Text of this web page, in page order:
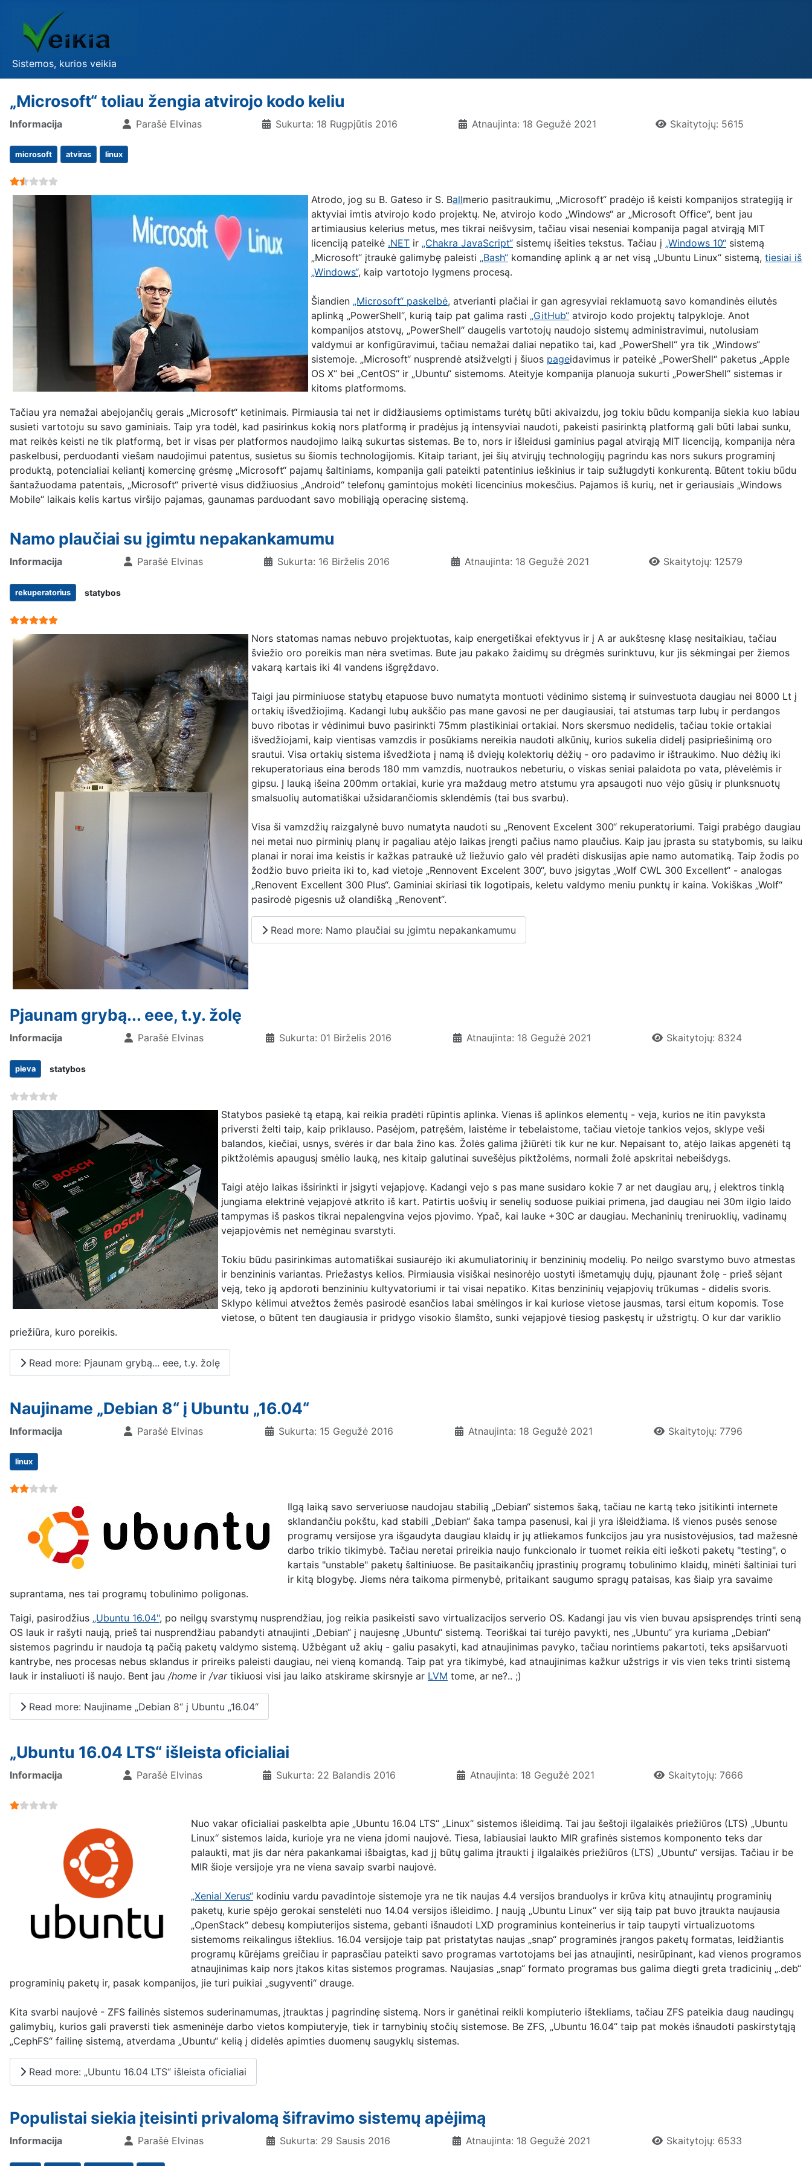
Sistemos, kurios veikia
„Microsoft“ toliau žengia atvirojo kodo keliu
Informacija Parašė Elvinas Sukurta: 18 Rugpjūtis 2016 Atnaujinta: 18 Gegužė 2021 Skaitytojų: 5615
microsoft atviras linux
User Rating:
Atrodo, jog su B. Gateso ir S. Ballmerio pasitraukimu, „Microsoft“ pradėjo iš keisti kompanijos strategiją ir
aktyviai imtis atvirojo kodo projektų. Ne, atvirojo kodo „Windows“ ar „Microsoft Office“, bent jau
artimiausius kelerius metus, mes tikrai neišvysim, tačiau visai neseniai kompanija pagal atvirąją MIT
licenciją pateikė .NET ir „Chakra JavaScript“ sistemų išeities tekstus. Tačiau į „Windows 10“ sistemą
„Microsoft“ įtraukė galimybę paleisti „Bash“ komandinę aplink ą ar net visą „Ubuntu Linux“ sistemą, tiesiai iš
„Windows“, kaip vartotojo lygmens procesą.
Šiandien „Microsoft“ paskelbė, atverianti plačiai ir gan agresyviai reklamuotą savo komandinės eilutės
aplinką „PowerShell“, kurią taip pat galima rasti „GitHub“ atvirojo kodo projektų talpykloje. Anot
kompanijos atstovų, „PowerShell“ daugelis vartotojų naudojo sistemų administravimui, nutolusiam
valdymui ar konfigūravimui, tačiau nemažai daliai nepatiko tai, kad „PowerShell“ yra tik „Windows“
sistemoje. „Microsoft“ nusprendė atsižvelgti į šiuos pageidavimus ir pateikė „PowerShell“ paketus „Apple
OS X“ bei „CentOS“ ir „Ubuntu“ sistemoms. Ateityje kompanija planuoja sukurti „PowerShell“ sistemas ir
kitoms platformoms.
Tačiau yra nemažai abejojančių gerais „Microsoft“ ketinimais. Pirmiausia tai net ir didžiausiems optimistams turėtų būti akivaizdu, jog tokiu būdu kompanija siekia kuo labiau
susieti vartotoju su savo gaminiais. Taip yra todėl, kad pasirinkus kokią nors platformą ir pradėjus ją intensyviai naudoti, pakeisti pasirinktą platformą gali būti labai sunku,
mat reikės keisti ne tik platformą, bet ir visas per platformos naudojimo laiką sukurtas sistemas. Be to, nors ir išleidusi gaminius pagal atvirąją MIT licenciją, kompanija nėra
paskelbusi, perduodanti viešam naudojimui patentus, susietus su šiomis technologijomis. Kitaip tariant, jei šių atvirųjų technologijų pagrindu kas nors sukurs programinį
produktą, potencialiai keliantį komercinę grėsmę „Microsoft“ pajamų šaltiniams, kompanija gali pateikti patentinius ieškinius ir taip sužlugdyti konkurentą. Būtent tokiu būdu
šantažuodama patentais, „Microsoft“ privertė visus didžiuosius „Android“ telefonų gamintojus mokėti licencinius mokesčius. Pajamos iš kurių, net ir geriausiais „Windows
Mobile“ laikais kelis kartus viršijo pajamas, gaunamas parduodant savo mobiliąją operacinę sistemą.
Namo plaučiai su įgimtu nepakankamumu
Informacija Parašė Elvinas Sukurta: 16 Birželis 2016 Atnaujinta: 18 Gegužė 2021 Skaitytojų: 12579
rekuperatorius statybos
User Rating:
Nors statomas namas nebuvo projektuotas, kaip energetiškai efektyvus ir į A ar aukštesnę klasę nesitaikiau, tačiau
šviežio oro poreikis man nėra svetimas. Bute jau pakako žaidimų su drėgmės surinktuvu, kur jis sėkmingai per žiemos
vakarą kartais iki 4l vandens išgręždavo.
Taigi jau pirminiuose statybų etapuose buvo numatyta montuoti vėdinimo sistemą ir suinvestuota daugiau nei 8000 Lt į
ortakių išvedžiojimą. Kadangi lubų aukščio pas mane gavosi ne per daugiausiai, tai atstumas tarp lubų ir perdangos
buvo ribotas ir vėdinimui buvo pasirinkti 75mm plastikiniai ortakiai. Nors skersmuo nedidelis, tačiau tokie ortakiai
išvedžiojami, kaip vientisas vamzdis ir posūkiams nereikia naudoti alkūnių, kurios sukelia didelį pasipriešinimą oro
srautui. Visa ortakių sistema išvedžiota į namą iš dviejų kolektorių dėžių - oro padavimo ir ištraukimo. Nuo dėžių iki
rekuperatoriaus eina berods 180 mm vamzdis, nuotraukos nebeturiu, o viskas seniai palaidota po vata, plėvelėmis ir
gipsu. Į lauką išeina 200mm ortakiai, kurie yra maždaug metro atstumu yra apsaugoti nuo vėjo gūsių ir plunksnuotų
smalsuolių automatiškai užsidarančiomis sklendėmis (tai bus svarbu).
Visa ši vamzdžių raizgalynė buvo numatyta naudoti su „Renovent Excelent 300“ rekuperatoriumi. Taigi prabėgo daugiau
nei metai nuo pirminių planų ir pagaliau atėjo laikas įrengti pačius namo plaučius. Kaip jau įprasta su statybomis, su laiku
planai ir norai ima keistis ir kažkas patraukė už liežuvio galo vėl pradėti diskusijas apie namo automatiką. Taip žodis po
žodžio buvo prieita iki to, kad vietoje „Rennovent Excelent 300“, buvo įsigytas „Wolf CWL 300 Excellent“ - analogas
„Renovent Excellent 300 Plus“. Gaminiai skiriasi tik logotipais, keletu valdymo meniu punktų ir kaina. Vokiškas „Wolf“
pasirodė pigesnis už olandišką „Renovent“.
Read more: Namo plaučiai su įgimtu nepakankamumu
Pjaunam grybą... eee, t.y. žolę
Informacija Parašė Elvinas Sukurta: 01 Birželis 2016 Atnaujinta: 18 Gegužė 2021 Skaitytojų: 8324
pieva statybos
Statybos pasiekė tą etapą, kai reikia pradėti rūpintis aplinka. Vienas iš aplinkos elementų - veja, kurios ne itin pavyksta
priversti želti taip, kaip priklauso. Pasėjom, patręšėm, laistėme ir tebelaistome, tačiau vietoje tankios vejos, sklype veši
balandos, kiečiai, usnys, svėrės ir dar bala žino kas. Žolės galima įžiūrėti tik kur ne kur. Nepaisant to, atėjo laikas apgenėti tą
piktžolėmis apaugusį smėlio lauką, nes kitaip galutinai suvešėjus piktžolėms, normali žolė apskritai nebeišdygs.
Taigi atėjo laikas išsirinkti ir įsigyti vejapjovę. Kadangi vejo s pas mane susidaro kokie 7 ar net daugiau arų, į elektros tinklą
jungiama elektrinė vejapjovė atkrito iš kart. Patirtis uošvių ir senelių soduose puikiai primena, jad daugiau nei 30m ilgio laido
tampymas iš paskos tikrai nepalengvina vejos pjovimo. Ypač, kai lauke +30C ar daugiau. Mechaninių treniruoklių, vadinamų
vejapjovėmis net nemėginau svarstyti.
Tokiu būdu pasirinkimas automatiškai susiaurėjo iki akumuliatorinių ir benzininių modelių. Po neilgo svarstymo buvo atmestas
ir benzininis variantas. Priežastys kelios. Pirmiausia visiškai nesinorėjo uostyti išmetamųjų dujų, pjaunant žolę - prieš sėjant
veją, teko ją apdoroti benzininiu kultyvatoriumi ir tai visai nepatiko. Kitas benzininių vejapjovių trūkumas - didelis svoris.
Sklypo kėlimui atvežtos žemės pasirodė esančios labai smėlingos ir kai kuriose vietose jausmas, tarsi eitum kopomis. Tose
vietose, o būtent ten daugiausia ir pridygo visokio šlamšto, sunki vejapjovė tiesiog paskęstų ir užstrigtų. O kur dar variklio
priežiūra, kuro poreikis.
Read more: Pjaunam grybą... eee, t.y. žolę
Naujiname „Debian 8“ į Ubuntu „16.04“
Informacija Parašė Elvinas Sukurta: 15 Gegužė 2016 Atnaujinta: 18 Gegužė 2021 Skaitytojų: 7796
linux
User Rating:
Ilgą laiką savo serveriuose naudojau stabilią „Debian“ sistemos šaką, tačiau ne kartą teko įsitikinti internete
sklandančiu pokštu, kad stabili „Debian“ šaka tampa pasenusi, kai ji yra išleidžiama. Iš vienos pusės senose
programų versijose yra išgaudyta daugiau klaidų ir jų atliekamos funkcijos jau yra nusistovėjusios, tad mažesnė
darbo trikio tikimybė. Tačiau neretai prireikia naujo funkcionalo ir tuomet reikia eiti ieškoti paketų "testing", o
kartais "unstable" paketų šaltiniuose. Be pasitaikančių įprastinių programų tobulinimo klaidų, minėti šaltiniai turi
ir kitą blogybę. Jiems nėra taikoma pirmenybė, pritaikant saugumo spragų pataisas, kas šiaip yra savaime
suprantama, nes tai programų tobulinimo poligonas.
Taigi, pasirodžius „Ubuntu 16.04", po neilgų svarstymų nusprendžiau, jog reikia pasikeisti savo virtualizacijos serverio OS. Kadangi jau vis vien buvau apsisprendęs trinti seną
OS lauk ir rašyti naują, prieš tai nusprendžiau pabandyti atnaujinti „Debian“ į naujesnę „Ubuntu“ sistemą. Teoriškai tai turėjo pavykti, nes „Ubuntu“ yra kuriama „Debian“
sistemos pagrindu ir naudoja tą pačią paketų valdymo sistemą. Užbėgant už akių - galiu pasakyti, kad atnaujinimas pavyko, tačiau norintiems pakartoti, teks apsišarvuoti
kantrybe, nes procesas nebus sklandus ir prireiks paleisti daugiau, nei vieną komandą. Taip pat yra tikimybė, kad atnaujinimas kažkur užstrigs ir vis vien teks trinti sistemą
lauk ir instaliuoti iš naujo. Bent jau /home ir /vartikiuosi visi jau laiko atskirame skirsnyje ar LVM tome, ar ne?.. ;)
Read more: Naujiname „Debian 8“ į Ubuntu „16.04“
„Ubuntu 16.04 LTS“ išleista oficialiai
Informacija Parašė Elvinas Sukurta: 22 Balandis 2016 Atnaujinta: 18 Gegužė 2021 Skaitytojų: 7666
User Rating:
Nuo vakar oficialiai paskelbta apie „Ubuntu 16.04 LTS“ „Linux“ sistemos išleidimą. Tai jau šeštoji ilgalaikės priežiūros (LTS) „Ubuntu
Linux“ sistemos laida, kurioje yra ne viena įdomi naujovė. Tiesa, labiausiai laukto MIR grafinės sistemos komponento teks dar
palaukti, mat jis dar nėra pakankamai išbaigtas, kad jį būtų galima įtraukti į ilgalaikės priežiūros (LTS) „Ubuntu“ versijas. Tačiau ir be
MIR šioje versijoje yra ne viena savaip svarbi naujovė.
„Xenial Xerus“ kodiniu vardu pavadintoje sistemoje yra ne tik naujas 4.4 versijos branduolys ir krūva kitų atnaujintų programinių
paketų, kurie spėjo gerokai senstelėti nuo 14.04 versijos išleidimo. Į naują „Ubuntu Linux“ ver siją taip pat buvo įtraukta naujausia
„OpenStack“ debesų kompiuterijos sistema, gebanti išnaudoti LXD programinius konteinerius ir taip taupyti virtualizuotoms
sistemoms reikalingus išteklius. 16.04 versijoje taip pat pristatytas naujas „snap“ programinės įrangos paketų formatas, leidžiantis
programų kūrėjams greičiau ir paprasčiau pateikti savo programas vartotojams bei jas atnaujinti, nesirūpinant, kad vienos programos
atnaujinimas kaip nors įtakos kitas sistemos programas. Naujasias „snap“ formato programas bus galima diegti greta tradicinių „.deb“
programinių paketų ir, pasak kompanijos, jie turi puikiai „sugyventi“ drauge.
Kita svarbi naujovė - ZFS failinės sistemos suderinamumas, įtrauktas į pagrindinę sistemą. Nors ir ganėtinai reikli kompiuterio ištekliams, tačiau ZFS pateikia daug naudingų
galimybių, kurios gali praversti tiek asmeninėje darbo vietos kompiuteryje, tiek ir tarnybinių stočių sistemose. Be ZFS, „Ubuntu 16.04“ taip pat mokės išnaudoti paskirstytąją
„CephFS“ failinę sistemą, atverdama „Ubuntu“ kelią į didelės apimties duomenų saugyklų sistemas.
Read more: „Ubuntu 16.04 LTS“ išleista oficialiai
Populistai siekia įteisinti privalomą šifravimo sistemų apėjimą
Informacija Parašė Elvinas Sukurta: 29 Sausis 2016 Atnaujinta: 18 Gegužė 2021 Skaitytojų: 6533